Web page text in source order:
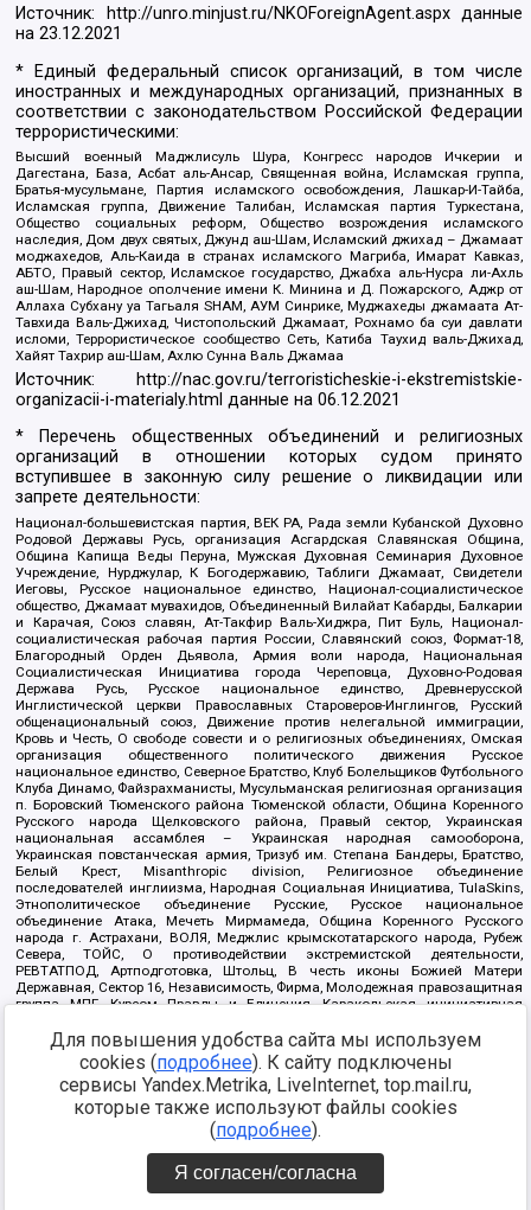
Источник: http://unro.minjust.ru/NKOForeignAgent.aspxданные
на23.12.2021
* Единый федеральный список организаций, в том числе
иностранных и международных организаций, признанных в
соответствии с законодательством Российской Федерации
террористическими:
Высший военный Маджлисуль Шура, Конгресс народов Ичкерии и
Дагестана, База, Асбат аль-Ансар, Священная война, Исламская группа,
Братья-мусульмане, Партия исламского освобождения, Лашкар-И-Тайба,
Исламская группа, Движение Талибан, Исламская партия Туркестана,
Общество социальных реформ, Общество возрождения исламского
наследия, Дом двух святых, Джунд аш-Шам, Исламский джихад – Джамаат
моджахедов, Аль-Каида в странах исламского Магриба, Имарат Кавказ,
АБТО, Правый сектор, Исламское государство, Джабха аль-Нусра ли-Ахль
аш-Шам, Народное ополчение имени К. Минина и Д. Пожарского, Аджр от
Аллаха Субхану уа Тагьаля SHAM, АУМ Синрике, Муджахеды джамаата Ат-
Тавхида Валь-Джихад, Чистопольский Джамаат, Рохнамо ба суи давлати
исломи, Террористическое сообщество Сеть, Катиба Таухид валь-Джихад,
Хайят Тахрир аш-Шам, Ахлю Сунна Валь Джамаа
Источник:
http://nac.gov.ru/terroristicheskie-i-ekstremistskie-
organizacii-i-materialy.html данные на06.12.2021
* Перечень общественных объединений и религиозных
организаций в отношении которых судом принято
вступившее в законную силу решение о ликвидации или
запрете деятельности:
Национал-большевистская партия, ВЕК РА, Рада земли Кубанской Духовно
Родовой Державы Русь, организация Асгардская Славянская Община,
Община Капища Веды Перуна, Мужская Духовная Семинария Духовное
Учреждение, Нурджулар, К Богодержавию, Таблиги Джамаат, Свидетели
Иеговы, Русское национальное единство, Национал-социалистическое
общество, Джамаат мувахидов, Объединенный Вилайат Кабарды, Балкарии
и Карачая, Союз славян, Ат-Такфир Валь-Хиджра, Пит Буль, Национал-
социалистическая рабочая партия России, Славянский союз, Формат-18,
Благородный Орден Дьявола, Армия воли народа, Национальная
Социалистическая Инициатива города Череповца, Духовно-Родовая
Держава Русь, Русское национальное единство, Древнерусской
Инглистической церкви Православных Староверов-Инглингов, Русский
общенациональный союз, Движение против нелегальной иммиграции,
Кровь и Честь, О свободе совести и о религиозных объединениях, Омская
организация общественного политического движения Русское
национальное единство, Северное Братство, Клуб Болельщиков Футбольного
Клуба Динамо, Файзрахманисты, Мусульманская религиозная организация
п. Боровский Тюменского района Тюменской области, Община Коренного
Русского народа Щелковского района, Правый сектор, Украинская
национальная ассамблея – Украинская народная самооборона,
Украинская повстанческая армия, Тризуб им. Степана Бандеры, Братство,
Белый Крест, Misanthropic division, Религиозное объединение
последователей инглиизма, Народная Социальная Инициатива, TulaSkins,
Этнополитическое объединение Русские, Русское национальное
объединение Атака, Мечеть Мирмамеда, Община Коренного Русского
народа г. Астрахани, ВОЛЯ, Меджлис крымскотатарского народа, Рубеж
Севера, ТОЙС, О противодействии экстремистской деятельности,
РЕВТАТПОД, Артподготовка, Штольц, В честь иконы Божией Матери
Державная, Сектор 16, Независимость, Фирма, Молодежная правозащитная
группа МПГ, Курсом Правды и Единения, Каракольская инициативная
Благотворительный пансионат Ак Умут, Русская республика Русь,
Арестантское уголовное единство, Башкорт, Нация и свобода, W.H.С., Фалунь
Дафа, Иртыш Ultras, Русский Патриотический клуб-Новокузнецк/РПК,
Сибирский державный союз, Фонд борьбы с коррупцией, Фонд защиты прав
граждан, Штабы Навального, Совет граждан СССР Прикубанского округа г.
Краснодара
https://minjust.gov.ru/ru/documents/7822/
Для повышения удобства сайта мы используем
cookies (подробнее). К сайту подключены
сервисы Yandex.Metrika, LiveInternet, top.mail.ru,
которые также используют файлы cookies
(подробнее).
Я согласен/согласна